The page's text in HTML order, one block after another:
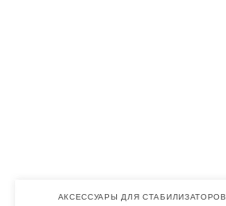
АКСЕССУАРЫ ДЛЯ СТАБИЛИЗАТОРОВ